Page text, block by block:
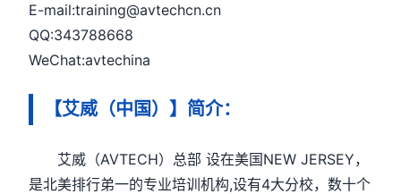
E-mail:training@avtechcn.cn
QQ:343788668
WeChat:avtechina
【艾威（中国）】简介：
艾威（AVTECH）总部 设在美国NEW JERSEY，
是北美排行弟一的专业培训机构,设有4大分校，数十个